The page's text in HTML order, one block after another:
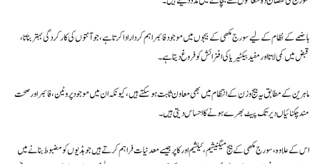
ہاضمے کے نظام کے لیے سورج مکھی کے بیجوں میں موجود فائبر اہم کردار ادا کرتا ہے، جو آنتوں کی کارکردگی بہتر بناتا،
قبض میں کمی لاتا اور مفید بیکٹیریا کی افزائش کو فروغ دیتا ہے۔
ماہرین کے مطابق یہ بیج وزن کے انتظام میں بھی معاون ثابت ہو سکتے ہیں، کیونکہ ان میں موجود پروٹین، فائبر اور صحت
مند چکنائیاں دیر تک پیٹ بھرے ہونے کا احساس دیتی ہیں۔
اس کے علاوہ، سورج مکھی کے بیج میگنیشیم، کیلشیم اور کاپر جیسے معدنیات فراہم کرتے ہیں جو ہڈیوں کو مضبوط بنانے میں